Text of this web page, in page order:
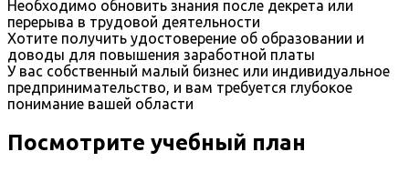
Необходимо обновить знания после декрета или
перерыва в трудовой деятельности
Хотите получить удостоверение об образовании и
доводы для повышения заработной платы
У вас собственный малый бизнес или индивидуальное
предпринимательство, и вам требуется глубокое
понимание вашей области
Посмотрите учебный план